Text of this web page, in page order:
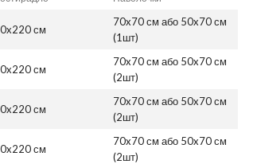
см
70x70 см або 50x70 см
(1шт)
см
70x70 см або 50x70 см
(2шт)
см
70x70 см або 50x70 см
(2шт)
см
70x70 см або 50x70 см
(2шт)